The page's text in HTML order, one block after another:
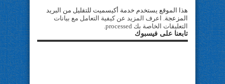
هذا الموقع يستخدم خدمة أكيسميت للتقليل من البريد
المزعجة. اعرف المزيد عن كيفية التعامل مع بيانات
التعليقات الخاصة بك processed
تابعنا على فيسبوك